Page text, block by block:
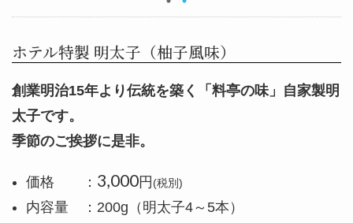
ホテル特製 明太子（柚子風味）
創業明治15年より伝統を築く「料亭の味」自家製明
太子です。
季節のご挨拶に是非。
価格 ： 3,000円 (税別)
内容量 ：200g（明太子4～5本）